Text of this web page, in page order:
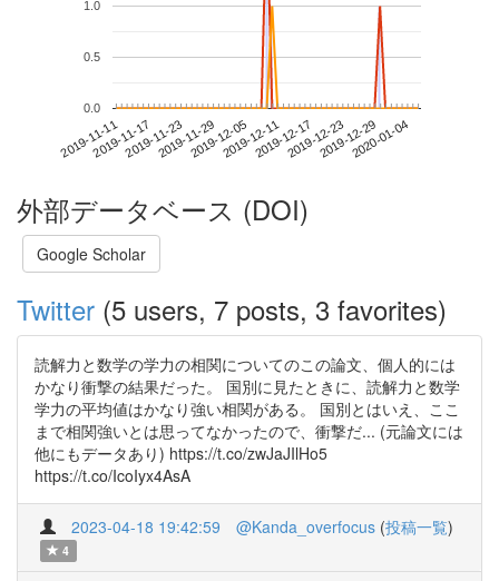
2019-11-112019-11-172019-11-232019-11-292019-12-052019-12-112019-12-172019-12-232019-12-292020-01-04
0.0
0.5
1.0
外部データベース (DOI)
Google Scholar
Twitter (5 users, 7 posts, 3 favorites)
読解力と数学の学力の相関についてのこの論文、個人的には
かなり衝撃の結果だった。 国別に見たときに、読解力と数学
学力の平均値はかなり強い相関がある。 国別とはいえ、ここ
まで相関強いとは思ってなかったので、衝撃だ... (元論文には
他にもデータあり) https://t.co/zwJaJIlHo5
https://t.co/IcoIyx4AsA
2023-04-18 19:42:59 @Kanda_overfocus (投稿一覧)
4